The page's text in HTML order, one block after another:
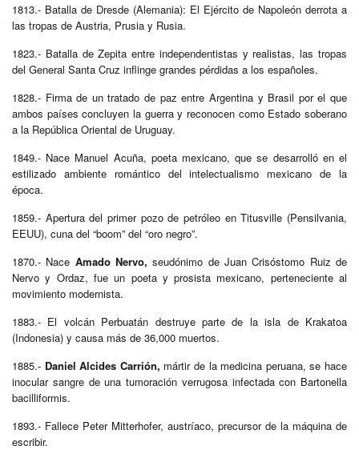
1813.- Batalla de Dresde (Alemania): El Ejército de Napoleón derrota a
las tropas de Austria, Prusia y Rusia.
1823.- Batalla de Zepita entre independentistas y realistas, las tropas
del General Santa Cruz inflinge grandes pérdidas a los españoles.
1828.- Firma de un tratado de paz entre Argentina y Brasil por el que
ambos países concluyen la guerra y reconocen como Estado soberano
a la República Oriental de Uruguay.
1849.- Nace Manuel Acuña, poeta mexicano, que se desarrolló en el
estilizado ambiente romántico del intelectualismo mexicano de la
época.
1859.- Apertura del primer pozo de petróleo en Titusville (Pensilvania,
EEUU), cuna del “boom” del “oro negro”.
1870.- Nace Amado Nervo, seudónimo de Juan Crisóstomo Ruiz de
Nervo y Ordaz, fue un poeta y prosista mexicano, perteneciente al
movimiento modernista.
1883.- El volcán Perbuatán destruye parte de la isla de Krakatoa
(Indonesia) y causa más de 36,000 muertos.
1885.- Daniel Alcides Carrión, mártir de la medicina peruana, se hace
inocular sangre de una tumoración verrugosa infectada con Bartonella
bacilliformis.
1893.- Fallece Peter Mitterhofer, austríaco, precursor de la máquina de
escribir.